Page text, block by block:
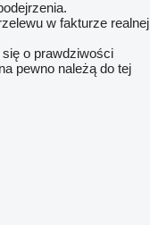
w fakturze realnej
się o prawdziwości
pewno należą do tej